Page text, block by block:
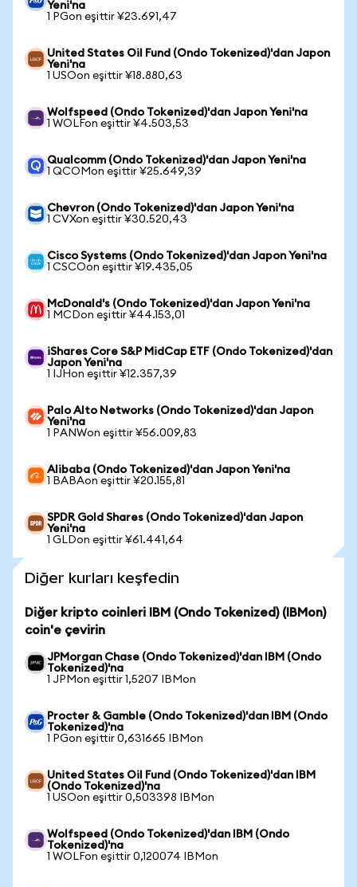
Yeni'na
1 PGon eşittir ¥23.691,47
United States Oil Fund (Ondo Tokenized)'dan Japon
Yeni'na
1 USOon eşittir ¥18.880,63
Wolfspeed (Ondo Tokenized)'dan Japon Yeni'na
1 WOLFon eşittir ¥4.503,53
Qualcomm (Ondo Tokenized)'dan Japon Yeni'na
1 QCOMon eşittir ¥25.649,39
Chevron (Ondo Tokenized)'dan Japon Yeni'na
1 CVXon eşittir ¥30.520,43
Cisco Systems (Ondo Tokenized)'dan Japon Yeni'na
1 CSCOon eşittir ¥19.435,05
McDonald's (Ondo Tokenized)'dan Japon Yeni'na
1 MCDon eşittir ¥44.153,01
iShares Core S&P MidCap ETF (Ondo Tokenized)'dan
Japon Yeni'na
1 IJHon eşittir ¥12.357,39
Palo Alto Networks (Ondo Tokenized)'dan Japon
Yeni'na
1 PANWon eşittir ¥56.009,83
Alibaba (Ondo Tokenized)'dan Japon Yeni'na
1 BABAon eşittir ¥20.155,81
SPDR Gold Shares (Ondo Tokenized)'dan Japon
Yeni'na
1 GLDon eşittir ¥61.441,64
Diğer kurları keşfedin
Diğer kripto coinleri IBM (Ondo Tokenized) (IBMon)
coin'e çevirin
JPMorgan Chase (Ondo Tokenized)'dan IBM (Ondo
Tokenized)'na
1 JPMon eşittir 1,5207 IBMon
Procter & Gamble (Ondo Tokenized)'dan IBM (Ondo
Tokenized)'na
1 PGon eşittir 0,631665 IBMon
United States Oil Fund (Ondo Tokenized)'dan IBM
(Ondo Tokenized)'na
1 USOon eşittir 0,503398 IBMon
Wolfspeed (Ondo Tokenized)'dan IBM (Ondo
Tokenized)'na
1 WOLFon eşittir 0,120074 IBMon